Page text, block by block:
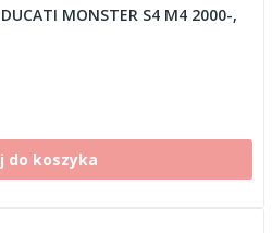
MONSTER S4 M4 2000-,
do koszyka